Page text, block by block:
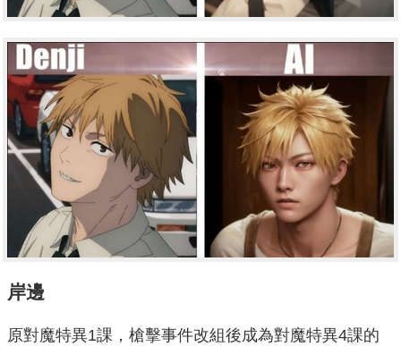
岸邊
原對魔特異1課，槍擊事件改組後成為對魔特異4課的